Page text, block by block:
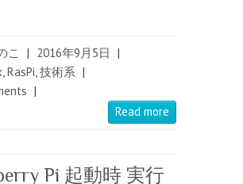
こ | 2016年9月5日 |
,RasPi,技術系 |
|
Read more
Pi 起動時 実行